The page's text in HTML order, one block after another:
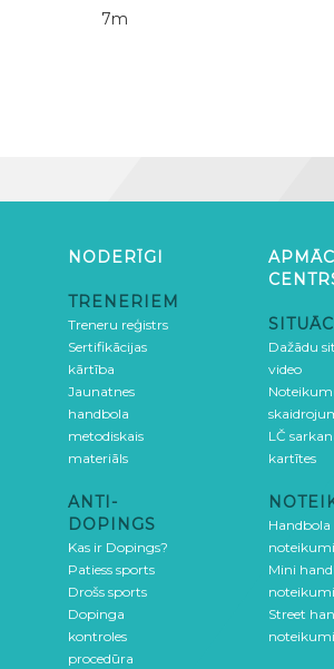
7m
NODERĪGI
TRENERIEM
Treneru reģistrs
Sertifikācijas
kārtība
Jaunatnes
handbola
metodiskais
materiāls
ANTI-
DOPINGS
Kas ir Dopings?
Patiess sports
Drošs sports
Dopinga
kontroles
procedūra
Dažādu
video
LČ
kartītes
Handbola
noteikumi
Mini
noteikumi
Street
noteikumi